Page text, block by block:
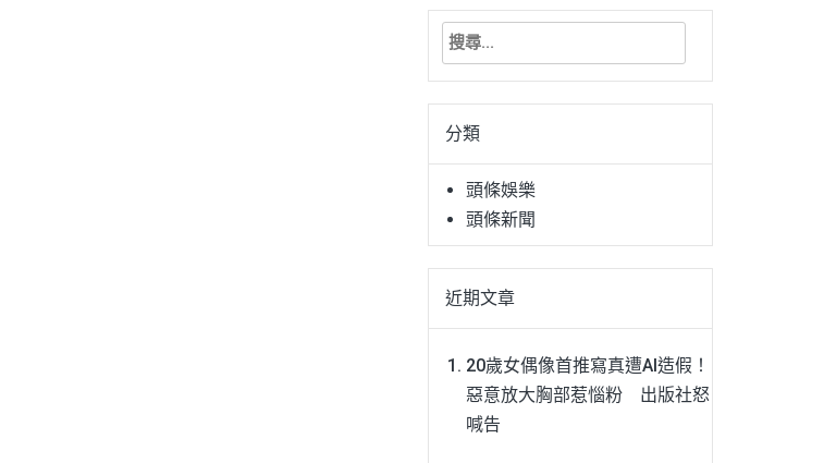
搜
關
字:分類
頭條娛樂
頭條新聞
近期文章
20歲女偶像首推寫真遭AI造假！
惡意放大胸部惹惱粉 出版社怒
喊告